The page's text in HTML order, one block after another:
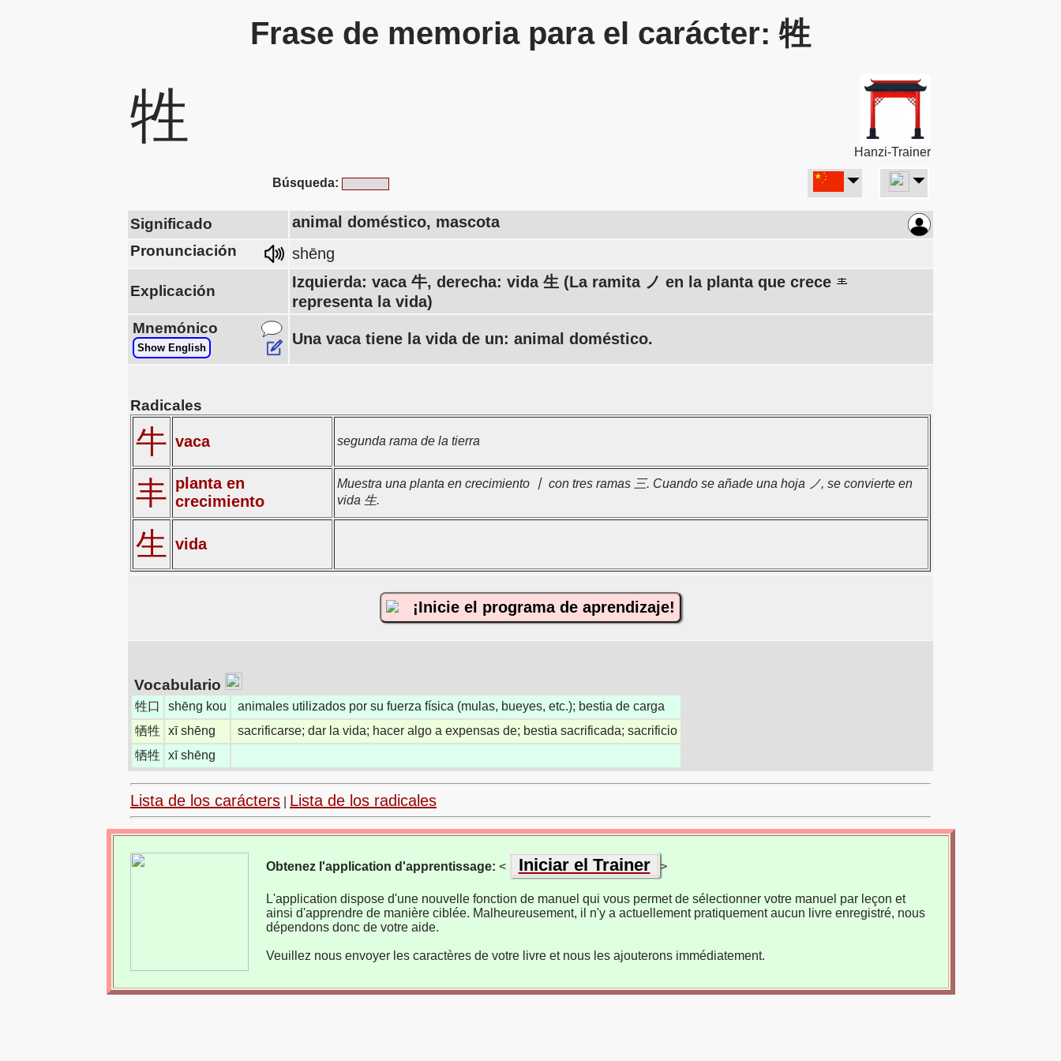
Frase de memoria para el carácter: 牲
牲
Hanzi-Trainer
Búsqueda:
Significado animal doméstico, mascota
Pronunciación shēng
Explicación
Izquierda: vaca 牛, derecha: vida 生 (La ramita ノ en la planta que crece
representa la vida)
Mnemónico
Show English
Una vaca tiene la vida de un: animal doméstico.
Radicales
牛 vaca segunda rama de la tierra
丰 planta en
crecimiento
Muestra una planta en crecimiento 丨 con tres ramas 三. Cuando se añade una hoja ノ, se convierte en
vida 生.
生 vida
¡Inicie el programa de aprendizaje!
Vocabulario
牲口 shēng kou
animales utilizados por su fuerza física (mulas, bueyes, etc.); bestia de carga
牺牲
xī shēng
sacrificarse; dar la vida; hacer algo a expensas de; bestia sacrificada; sacrificio
牺牲
xī shēng
Lista de los carácters Lista de los radicales
Obtenez l'application d'apprentissage: < Iniciar el Trainer >
L'application dispose d'une nouvelle fonction de manuel qui vous permet de sélectionner votre manuel par leçon et
ainsi d'apprendre de manière ciblée. Malheureusement, il n'y a actuellement pratiquement aucun livre enregistré, nous
dépendons donc de votre aide.
Veuillez nous envoyer les caractères de votre livre et nous les ajouterons immédiatement.